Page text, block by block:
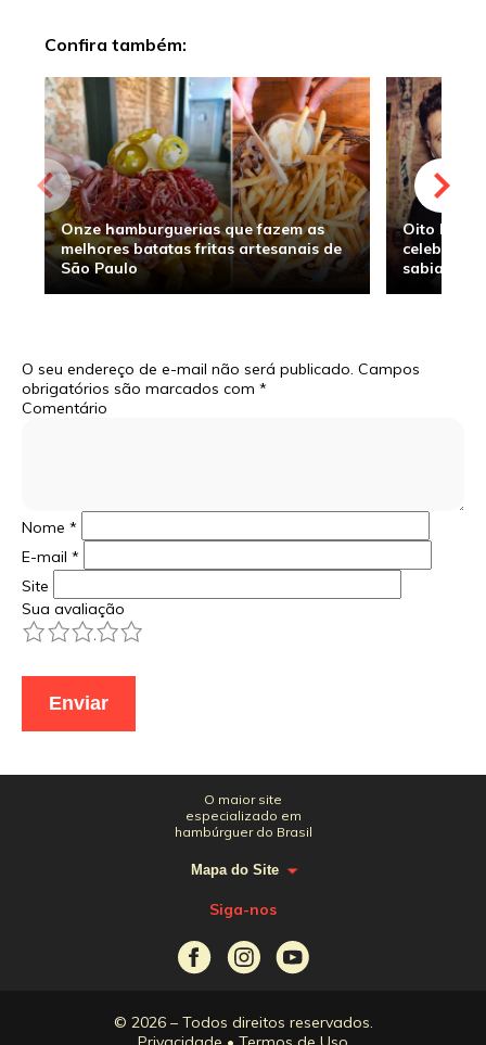
Confira também:
Onze hamburguerias que fazem as
melhores batatas fritas artesanais de
São Paulo
Oito
sabia
O seu endereço de e-mail não será publicado. Campos
obrigatórios são marcados com *
Comentário
Nome *
E-mail *
Site
Sua avaliação
5
4
3
2
O maior site
especializado em
hambúrguer do Brasil
Mapa do Site
Siga-nos
© 2026 – Todos direitos reservados.